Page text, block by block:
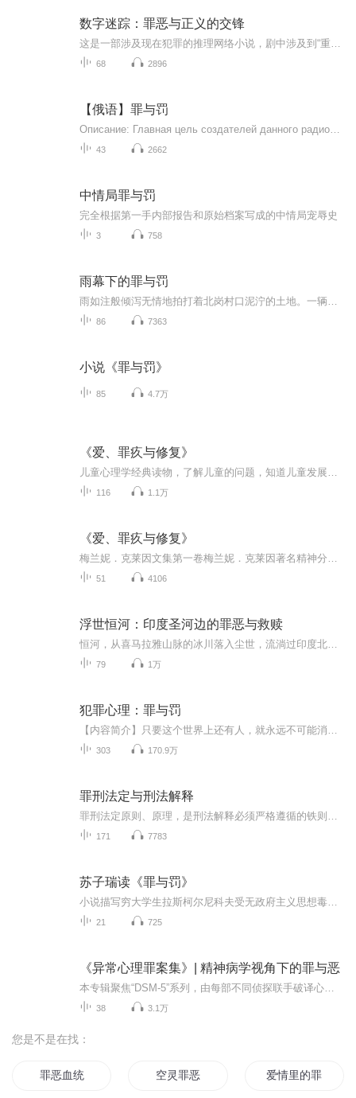
数字迷踪：罪恶与正义的交锋
68 2896
【俄语】罪与罚
43 2662
中情局罪与罚
完全根据第一手内部报告和原始档案写成的中情局宠辱史
3 758
雨幕下的罪与罚
86 7363
小说《罪与罚》
85 4.7万
《爱、罪疚与修复》
116 1.1万
《爱、罪疚与修复》
51 4106
浮世恒河：印度圣河边的罪恶与救赎
79 1万
犯罪心理：罪与罚
303 170.9万
罪刑法定与刑法解释
171 7783
苏子瑞读《罪与罚》
21 725
《异常心理罪案集》| 精神病学视角下的罪与恶
38 3.1万
您是不是在找：
罪恶血统 空灵罪恶 爱情里的罪恶